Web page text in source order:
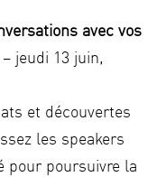
avec vos
jeudi 13 juin,
et découvertes
les speakers
pour poursuivre la